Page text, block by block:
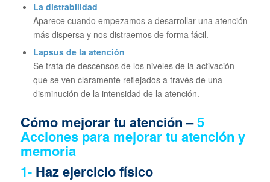
La distrabilidad
Aparece cuando empezamos a desarrollar una atención
más dispersa y nos distraemos de forma fácil.
Lapsus de la atención
Se trata de descensos de los niveles de la activación
que se ven claramente reflejados a través de una
disminución de la intensidad de la atención.
Cómo mejorar tu atención –5
Acciones para mejorar tu atención y
memoria
1- Haz ejercicio físico